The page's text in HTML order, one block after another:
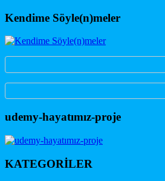
Kendime Söyle(n)meler
udemy-hayatımız-proje
KATEGORİLER